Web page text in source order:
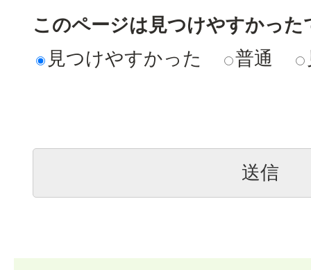
このページは見つけやすかった
見つけやすかった
普通